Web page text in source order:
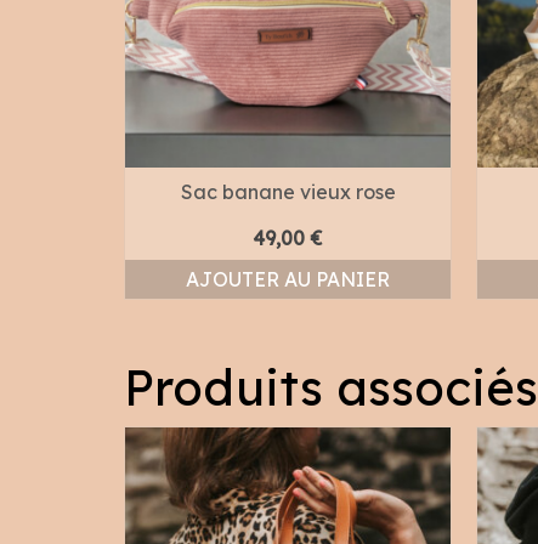
Sac banane vieux rose
49,00 €
AJOUTER AU PANIER
Produits associés